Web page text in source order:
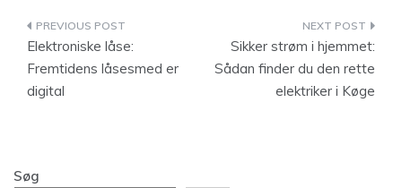
Indlægsnavigation
Elektroniske låse:
Fremtidens låsesmed er
digital
Sikker strøm i hjemmet:
Sådan finder du den rette
elektriker i Køge
Søg